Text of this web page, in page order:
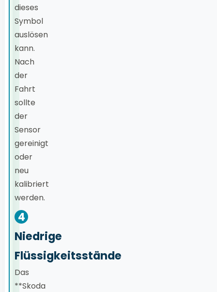
dieses
Symbol
auslösen
kann.
Nach
der
Fahrt
sollte
der
Sensor
gereinigt
oder
neu
kalibriert
werden.
4
Niedrige
Flüssigkeitsstände
Das
**Skoda